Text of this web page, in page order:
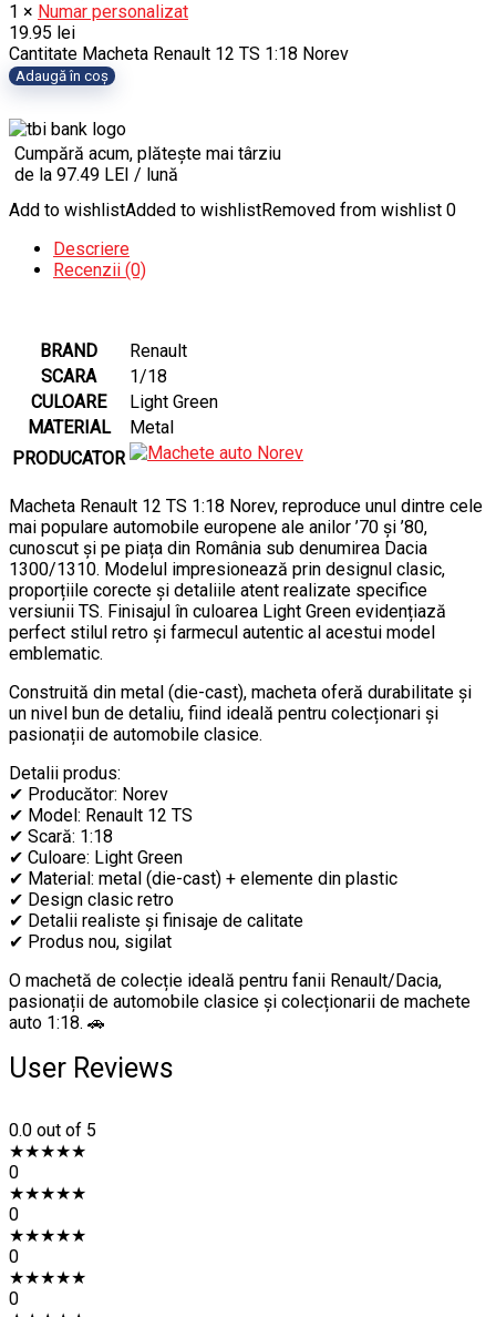
1 × Numar personalizat
19.95 lei
Cantitate Macheta Renault 12 TS 1:18 Norev
Adaugă în coș
Cumpără acum, plătește mai târziu
de la 97.49 LEI / lună
Add to wishlistAdded to wishlistRemoved from wishlist 0
Descriere
Recenzii (0)
BRAND
Renault
SCARA
1/18
CULOARE
Light Green
MATERIAL
Metal
PRODUCATOR
Macheta Renault 12 TS 1:18 Norev, reproduce unul dintre cele
mai populare automobile europene ale anilor ’70 și ’80,
cunoscut și pe piața din România sub denumirea Dacia
1300/1310. Modelul impresionează prin designul clasic,
proporțiile corecte și detaliile atent realizate specifice
versiunii TS. Finisajul în culoarea Light Green evidențiază
perfect stilul retro și farmecul autentic al acestui model
emblematic.
Construită din metal (die-cast), macheta oferă durabilitate și
un nivel bun de detaliu, fiind ideală pentru colecționari și
pasionații de automobile clasice.
Detalii produs:
✔ Producător: Norev
✔ Model: Renault 12 TS
✔ Scară: 1:18
✔ Culoare: Light Green
✔ Material: metal (die-cast) + elemente din plastic
✔ Design clasic retro
✔ Detalii realiste și finisaje de calitate
✔ Produs nou, sigilat
O machetă de colecție ideală pentru fanii Renault/Dacia,
pasionații de automobile clasice și colecționarii de machete
auto 1:18. 🚗
User Reviews
0.0 out of 5
★★★★★
0
★★★★★
0
★★★★★
0
★★★★★
0